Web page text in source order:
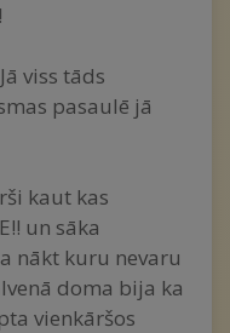
viss tāds
pasaulē jā
kaut kas
un sāka
nākt kuru nevaru
doma bija ka
vienkāršos